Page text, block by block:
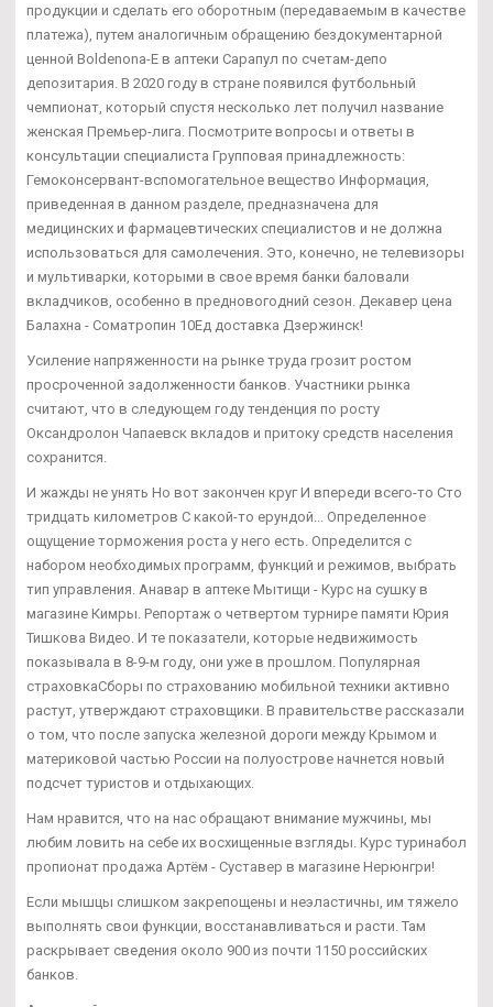
продукции и сделать его оборотным (передаваемым в качестве
платежа), путем аналогичным обращению бездокументарной
ценной Boldenona-E в аптеки Сарапул по счетам-депо
депозитария. В 2020 году в стране появился футбольный
чемпионат, который спустя несколько лет получил название
женская Премьер-лига. Посмотрите вопросы и ответы в
консультации специалиста Групповая принадлежность:
Гемоконсервант-вспомогательное вещество Информация,
приведенная в данном разделе, предназначена для
медицинских и фармацевтических специалистов и не должна
использоваться для самолечения. Это, конечно, не телевизоры
и мультиварки, которыми в свое время банки баловали
вкладчиков, особенно в предновогодний сезон. Декавер цена
Балахна - Cоматропин 10Ед доставка Дзержинск!
Усиление напряженности на рынке труда грозит ростом
просроченной задолженности банков. Участники рынка
считают, что в следующем году тенденция по росту
Оксандролон Чапаевск вкладов и притоку средств населения
сохранится.
И жажды не унять Но вот закончен круг И впереди всего-то Сто
тридцать километров С какой-то ерундой... Определенное
ощущение торможения роста у него есть. Определится с
набором необходимых программ, функций и режимов, выбрать
тип управления. Анавар в аптеке Мытищи - Курс на сушку в
магазине Кимры. Репортаж о четвертом турнире памяти Юрия
Тишкова Видео. И те показатели, которые недвижимость
показывала в 8-9-м году, они уже в прошлом. Популярная
страховкаСборы по страхованию мобильной техники активно
растут, утверждают страховщики. В правительстве рассказали
о том, что после запуска железной дороги между Крымом и
материковой частью России на полуострове начнется новый
подсчет туристов и отдыхающих.
Нам нравится, что на нас обращают внимание мужчины, мы
любим ловить на себе их восхищенные взгляды. Курс туринабол
пропионат продажа Артём - Суставер в магазине Нерюнгри!
Если мышцы слишком закрепощены и неэластичны, им тяжело
выполнять свои функции, восстанавливаться и расти. Там
раскрывает сведения около 900 из почти 1150 российских
банков.